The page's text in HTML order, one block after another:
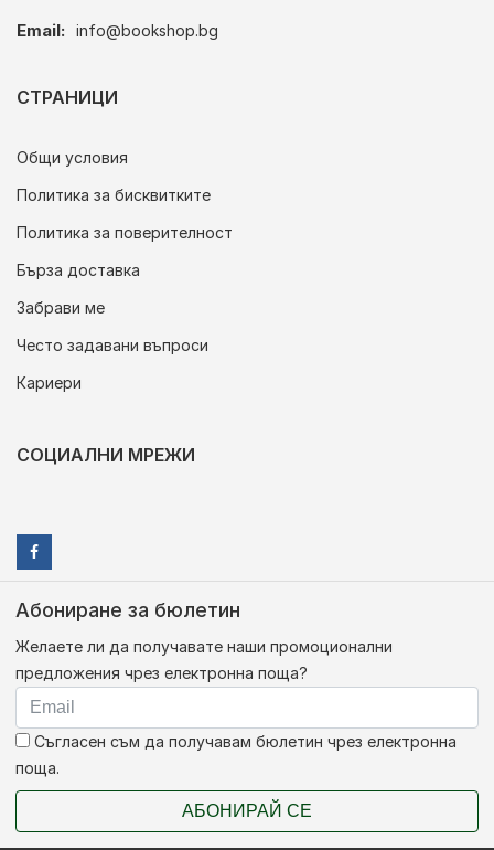
Email: info@bookshop.bg
СТРАНИЦИ
Общи условия
Политика за бисквитките
Политика за поверителност
Бърза доставка
Забрави ме
Често задавани въпроси
Кариери
СОЦИАЛНИ МРЕЖИ
Абониране за бюлетин
Желаете ли да получавате наши промоционални
предложения чрез електронна поща?
Съгласен съм да получавам бюлетин чрез електронна
поща.
АБОНИРАЙ СЕ